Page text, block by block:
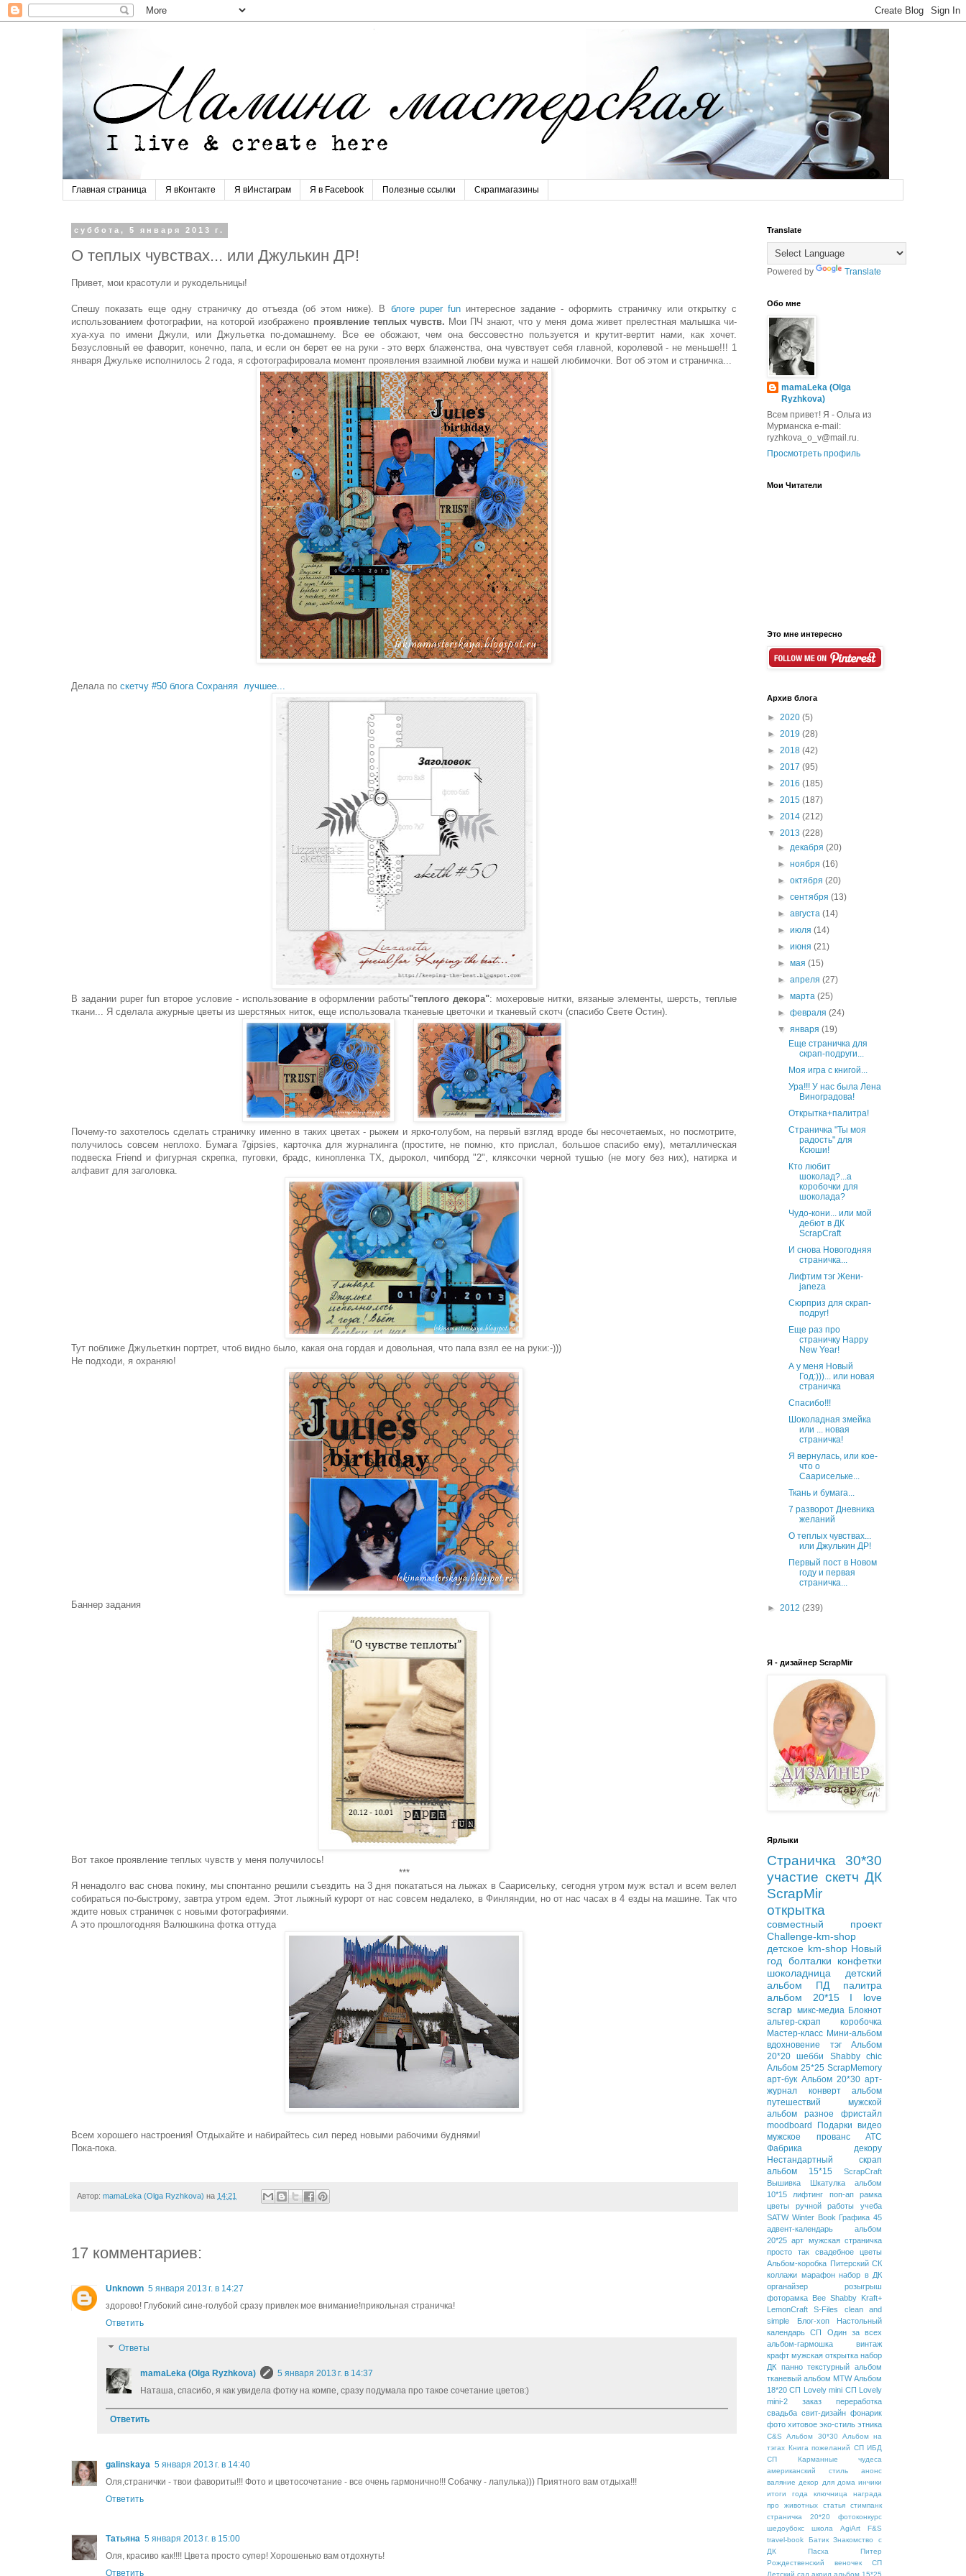
Главная страница Я вКонтакте Я вИнстаграм Я в Facebook Полезные ссылки Скрапмагазины
суббота, 5 января 2013 г.
О теплых чувствах... или Джулькин ДР!
Привет, мои красотули и рукодельницы!
Спешу показать еще одну страничку до отъезда (об этом ниже). В блоге puper funинтересное задание - оформить страничку или открытку с
использованием фотографии, на которой изображено проявление теплых чувств. Мои ПЧ знают, что у меня дома живет прелестная малышка чи-
хуа-хуа по имени Джули, или Джульетка по-домашнему. Все ее обожают, чем она бессовестно пользуется и крутит-вертит нами, как хочет.
Безусловный ее фаворит, конечно, папа, и если он берет ее на руки - это верх блаженства, она чувствует себя главной, королевой - не меньше!!! 1
января Джульке исполнилось 2 года, я сфотографировала момент проявления взаимной любви мужа и нашей любимочки. Вот об этом и страничка...
Делала по скетчу #50 блога Сохраняя лучшее...
В задании puper fun второе условие - использование в оформлении работы"теплого декора": мохеровые нитки, вязаные элементы, шерсть, теплые
ткани... Я сделала ажурные цветы из шерстяных ниток, еще использовала тканевые цветочки и тканевый скотч (спасибо Свете Остин).
Почему-то захотелось сделать страничку именно в таких цветах - рыжем и ярко-голубом, на первый взгляд вроде бы несочетаемых, но посмотрите,
получилось совсем неплохо. Бумага 7gipsies, карточка для журналинга (простите, не помню, кто прислал, большое спасибо ему), металлическая
подвеска Friend и фигурная скрепка, пуговки, брадс, кинопленка ТХ, дырокол, чипборд "2", кляксочки черной тушью (не могу без них), натирка и
алфавит для заголовка.
Тут поближе Джульеткин портрет, чтоб видно было, какая она гордая и довольная, что папа взял ее на руки:-)))
Не подходи, я охраняю!
Баннер задания
Вот такое проявление теплых чувств у меня получилось!
***
Я ненадолго вас снова покину, мы спонтанно решили съездить на 3 дня покататься на лыжах в Саарисельку, сегодня утром муж встал и всем велел
собираться по-быстрому, завтра утром едем. Этот лыжный курорт от нас совсем недалеко, в Финляндии, но от нас часах в 4 езды на машине. Так что
ждите новых страничек с новыми фотографиями.
А это прошлогодняя Валюшкина фотка оттуда
Всем хорошего настроения! Отдыхайте и набирайтесь сил перед новыми рабочими буднями!
Пока-пока.
Автор: mamaLeka (Olga Ryzhkova) на 14:21
17 комментариев:
Unknown 5 января 2013 г. в 14:27
здорово! Глубокий сине-голубой сразу привлек мое внимание!прикольная страничка!
Ответить
Ответы
mamaLeka (Olga Ryzhkova)
5 января 2013 г. в 14:37
Наташа, спасибо, я как увидела фотку на компе, сразу подумала про такое сочетание цветов:)
Ответить
galinskaya 5 января 2013 г. в 14:40
Оля,странички - твои фавориты!!! Фото и цветосочетание - все очень гармонично!!! Собачку - лапулька))) Приятного вам отдыха!!!
Ответить
Татьяна 5 января 2013 г. в 15:00
Оля, красиво как!!!! Цвета просто супер! Хорошенько вам отдохнуть!
Ответить
Translate
Powered by Translate
Обо мне
mamaLeka (Olga
Ryzhkova)
Всем привет! Я - Ольга из
Мурманска e-mail:
ryzhkova_o_v@mail.ru.
Просмотреть профиль
Мои Читатели
Это мне интересно
Архив блога
► 2020 (5)
► 2019 (28)
► 2018 (42)
► 2017 (95)
► 2016 (185)
► 2015 (187)
► 2014 (212)
▼ 2013 (228)
►декабря(20)
►ноября(16)
►октября(20)
►сентября(13)
►августа(14)
►июля(14)
►июня(21)
►мая(15)
►апреля(27)
►марта(25)
►февраля(24)
▼января(19)
Еще страничка для
скрап-подруги...
Моя игра с книгой...
Ура!!! У нас была Лена
Виноградова!
Открытка+палитра!
Страничка "Ты моя
радость" для
Ксюши!
Кто любит
шоколад?...а
коробочки для
шоколада?
Чудо-кони... или мой
дебют в ДК
ScrapCraft
И снова Новогодняя
страничка...
Лифтим тэг Жени-
janeza
Сюрприз для скрап-
подруг!
Еще раз про
страничку Happy
New Year!
А у меня Новый
Год:)))... или новая
страничка
Спасибо!!!
Шоколадная змейка
или ... новая
страничка!
Я вернулась, или кое-
что о
Саарисельке...
Ткань и бумага...
7 разворот Дневника
желаний
О теплых чувствах...
или Джулькин ДР!
Первый пост в Новом
году и первая
страничка...
► 2012 (239)
Я - дизайнер ScrapMir
Ярлыки
Страничка 30*30
участие скетч ДК
ScrapMir
открытка
совместный проект
Challenge-km-shop
детское km-shop Новый
год болталки
конфетки
шоколадница
детский
альбом
ПД
палитра
альбом 20*15
I love
scrap микс-медиа Блокнот
альтер-скрап
коробочка
Мастер-класс Мини-альбом
вдохновение
тэг
Альбом
20*20 шебби
Shabby chic
Альбом 25*25 ScrapMemory
арт-бук Альбом 20*30 арт-
журнал
конверт
альбом
путешествий
мужской
альбом
разное
фристайл
moodboard
Подарки видео
мужское
прованс
АТС
Фабрика декору
Нестандартный скрап
альбом 15*15
ScrapCraft
Вышивка
Шкатулка
альбом
10*15
лифтинг поп-ап
рамка
цветы ручной работы
учеба
SATW Winter Book Графика 45
адвент-календарь
альбом
20*25 арт мужская страничка
просто так
свадебное
цветы
Альбом-коробка Питерский СК
коллажи марафон набор в ДК
органайзер
розыгрыш
фоторамка
Bee Shabby
Kraft+
LemonCraft
S-Files
clean and
simple
Блог-хоп
Настольный
календарь
СП Один за всех
альбом-гармошка
винтаж
крафт мужская открытка набор
ДК панно текстурный альбом
тканевый альбом MTW Альбом
18*20 СП Lovely mini СП Lovely
mini-2
заказ
переработка
свадьба свит-дизайн фонарик
фото хитовое эко-стиль этника
C&S Альбом 30*30 Альбом на
тэгах Книга пожеланий СП ИБД
СП Карманные чудеса
американский стиль
анонс
валяние декор для дома инчики
итоги года
ключница
награда
про животных
статья
стимпанк
страничка 20*20
фотоконкурс
шедоубокс
школа AgiArt
F&S
travel-book
Батик
Знакомство с
ДК
Пасха
Питер
Рождественский веночек
СП